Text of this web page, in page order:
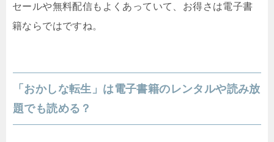
セールや無料配信もよくあっていて、お得さは電子書
籍ならではですね。
「おかしな転生」は電子書籍のレンタルや読み放
題でも読める？